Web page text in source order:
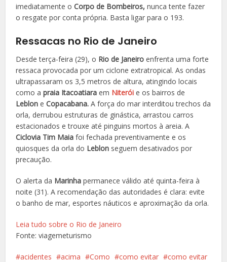
imediatamente o Corpo de Bombeiros,nunca tente fazer
o resgate por conta própria. Basta ligar para o 193.
Ressacas no Rio de Janeiro
Desde terça-feira (29), o Rio de Janeiro enfrenta uma forte
ressaca provocada por umciclone extratropical. As ondas
ultrapassaram os 3,5 metros de altura, atingindo locais
como apraia Itacoatiara em Niterói e os bairros de
Leblon eCopacabana. A força do mar interditou trechos da
orla, derrubou estruturas de ginástica,arrastou carros
estacionados e trouxe até pinguins mortos à areia. A
Ciclovia Tim Maia foi fechada preventivamente e os
quiosques da orla do Leblon seguem desativados por
precaução.
O alerta da Marinha permanece válido atéquinta-feira à
noite (31). A recomendação das autoridades é clara:evite
o banho de mar, esportes náuticos e aproximação da orla.
Leia tudo sobre o Rio de Janeiro
Fonte: viagemeturismo
acidentes acima Como como evitar
como evitar